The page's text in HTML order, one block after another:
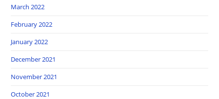
March 2022
February 2022
January 2022
December 2021
November 2021
October 2021